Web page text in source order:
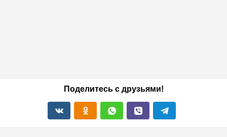
Поделитесь с друзьями!